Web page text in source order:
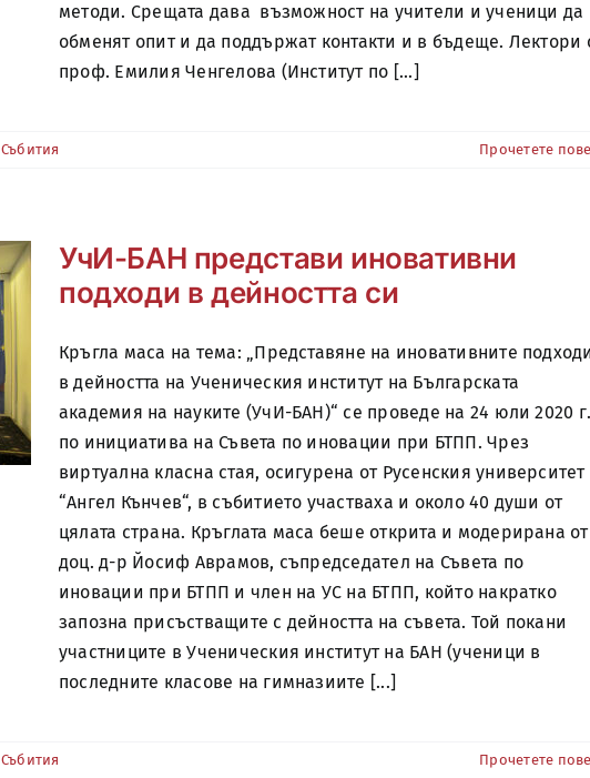
методи. Срещата дава възможност на учители и ученици да
обменят опит и да поддържат контакти и в бъдеще. Лектори
проф. Емилия Ченгелова (Институт по [...]
Събития Прочетете
УчИ-БАН представи иновативни
подходи в дейността си
Кръгла маса на тема: „Представяне на иновативните
в дейността на Ученическия институт на Българската
академия на науките (УчИ-БАН)“ се проведе на 24 юли 2020
по инициатива на Съвета по иновации при БТПП. Чрез
виртуална класна стая, осигурена от Русенския университет
“Ангел Кънчев“, в събитието участваха и около 40 души от
цялата страна. Кръглата маса беше открита и модерирана от
доц. д-р Йосиф Аврамов, съпредседател на Съвета по
иновации при БТПП и член на УС на БТПП, който накратко
запозна присъстващите с дейността на съвета. Той покани
участниците в Ученическия институт на БАН (ученици в
последните класове на гимназиите [...]
Събития Прочетете